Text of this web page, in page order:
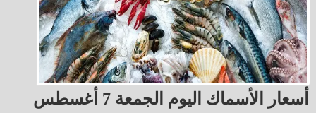
أسعار الأسماك اليوم الجمعة 7 أغسطس